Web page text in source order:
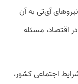
آی‌تی به آن
اقتصاد، مسئله
اجتماعی کشور،